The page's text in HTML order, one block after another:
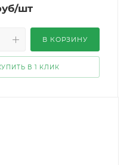
/шт
В КОРЗИНУ
В 1 КЛИК